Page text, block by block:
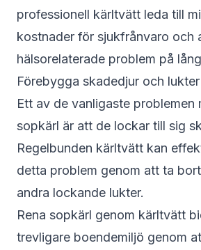
professionell kärltvätt leda till
kostnader för sjukfrånvaro och
hälsorelaterade problem på
Förebygga skadedjur och lukter
Ett av de vanligaste problemen
sopkärl är att de lockar till sig
Regelbunden kärltvätt kan
detta problem genom att ta
andra lockande lukter.
Rena sopkärl genom kärltvätt
trevligare boendemiljö genom